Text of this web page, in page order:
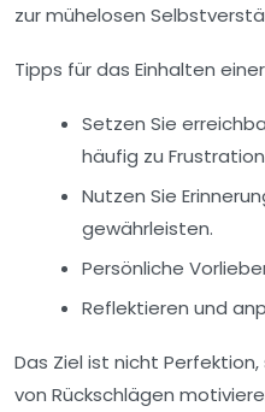
zur mühelosen
Tipps für das Einhalten
Setzen Sie
häufig zu
Nutzen Sie
gewährleisten.
Persönliche
Reflektieren und
Das Ziel ist nicht
von Rückschlägen